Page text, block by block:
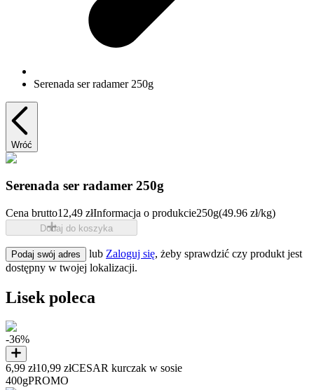
Serenada ser radamer 250g
Wróć
Serenada ser radamer 250g
Cena brutto12,49 złInformacja o produkcie250g(49.96 zł/kg)
Dodaj do koszyka
Podaj swój adres lub Zaloguj się, żeby sprawdzić czy produkt jest
dostępny w twojej lokalizacji.
Lisek poleca
-36%
6,99 zł10,99 złCESAR kurczak w sosie
400gPROMO